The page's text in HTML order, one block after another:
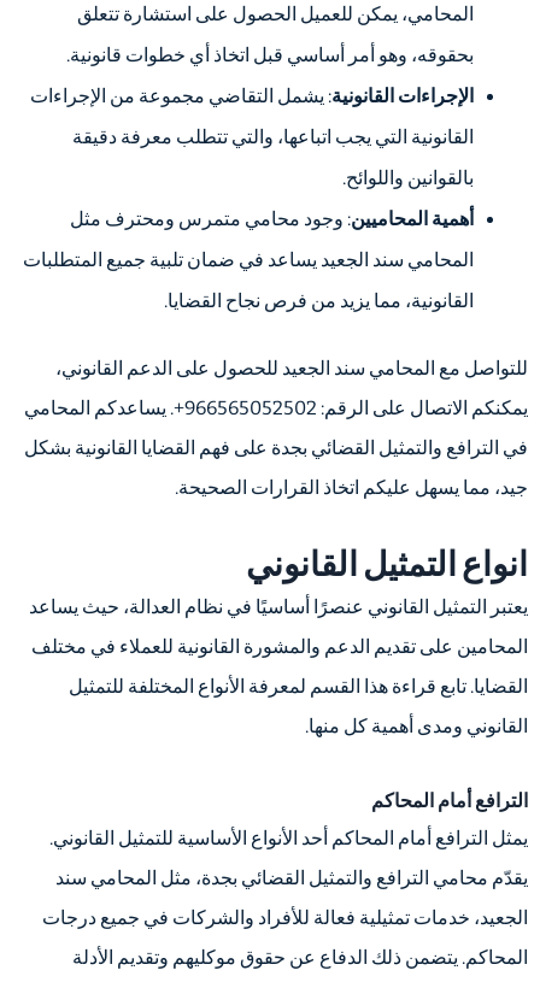
المحامي، يمكن للعميل الحصول على استشارة تتعلق
بحقوقه، وهو أمر أساسي قبل اتخاذ أي خطوات قانونية.
الإجراءات القانونية: يشمل التقاضي مجموعة من الإجراءات
القانونية التي يجب اتباعها، والتي تتطلب معرفة دقيقة
بالقوانين واللوائح.
أهمية المحاميين: وجود محامي متمرس ومحترف مثل
المحامي سند الجعيد يساعد في ضمان تلبية جميع المتطلبات
القانونية، مما يزيد من فرص نجاح القضايا.
للتواصل مع المحامي سند الجعيد للحصول على الدعم القانوني،
يمكنكم الاتصال على الرقم: 966565052502+. يساعدكم المحامي
في الترافع والتمثيل القضائي بجدة على فهم القضايا القانونية بشكل
جيد، مما يسهل عليكم اتخاذ القرارات الصحيحة.
انواع التمثيل القانوني
يعتبر التمثيل القانوني عنصرًا أساسيًا في نظام العدالة، حيث يساعد
المحامين على تقديم الدعم والمشورة القانونية للعملاء في مختلف
القضايا. تابع قراءة هذا القسم لمعرفة الأنواع المختلفة للتمثيل
القانوني ومدى أهمية كل منها.
الترافع أمام المحاكم
يمثل الترافع أمام المحاكم أحد الأنواع الأساسية للتمثيل القانوني.
يقدّم محامي الترافع والتمثيل القضائي بجدة، مثل المحامي سند
الجعيد، خدمات تمثيلية فعالة للأفراد والشركات في جميع درجات
المحاكم. يتضمن ذلك الدفاع عن حقوق موكليهم وتقديم الأدلة